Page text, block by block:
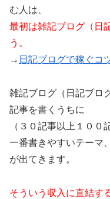
む人は、
最初は雑記ブログ（日
う。
→ 日記ブログで稼ぐコ
雑記ブログ（日記ブロ
記事を書くうちに
（３０記事以上１００
一番書きやすいテーマ
が出てきます。
そういう収入に直結す